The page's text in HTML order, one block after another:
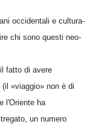
occidentali e cultura-
chi sono questi neo-
fatto di avere
«viaggio» non è di
l'Oriente ha
un numero